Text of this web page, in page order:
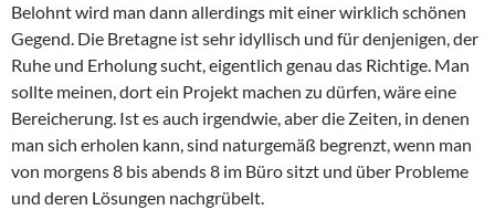
Belohnt wird man dann allerdings mit einer wirklich schönen
Gegend. Die Bretagne ist sehr idyllisch und für denjenigen, der
Ruhe und Erholung sucht, eigentlich genau das Richtige. Man
sollte meinen, dort ein Projekt machen zu dürfen, wäre eine
Bereicherung. Ist es auch irgendwie, aber die Zeiten, in denen
man sich erholen kann, sind naturgemäß begrenzt, wenn man
von morgens 8 bis abends 8 im Büro sitzt und über Probleme
und deren Lösungen nachgrübelt.